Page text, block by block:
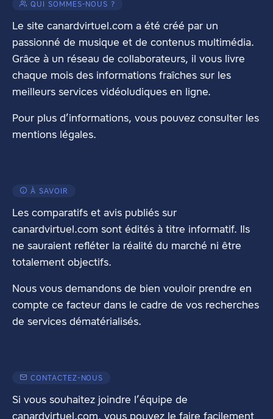
QUI SOMMES-NOUS ?
Le site canardvirtuel.com a été créé par un
passionné de musique et de contenus multimédia.
Grâce à un réseau de collaborateurs, il vous livre
chaque mois des informations fraîches sur les
meilleurs services vidéoludiques en ligne.
Pour plus d’informations, vous pouvez consulter les
mentions légales.
À SAVOIR
Les comparatifs et avis publiés sur
canardvirtuel.com sont édités à titre informatif. Ils
ne sauraient refléter la réalité du marché ni être
totalement objectifs.
Nous vous demandons de bien vouloir prendre en
compte ce facteur dans le cadre de vos recherches
de services dématérialisés.
CONTACTEZ-NOUS
Si vous souhaitez joindre l’équipe de
canardvirtuel.com, vous pouvez le faire facilement